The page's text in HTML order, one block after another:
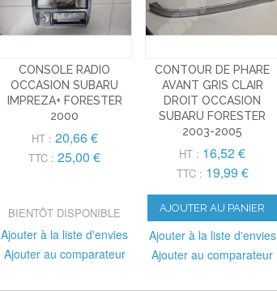
CONSOLE RADIO
OCCASION SUBARU
IMPREZA+ FORESTER
2000
HT : 20,66 €
TTC : 25,00 €
BIENTÔT DISPONIBLE
Ajouter à la liste d'envies
Ajouter au comparateur
CONTOUR DE PHARE
AVANT GRIS CLAIR
DROIT OCCASION
SUBARU FORESTER
2003-2005
HT : 16,52 €
TTC : 19,99 €
AJOUTER AU PANIER
Ajouter à la liste d'envies
Ajouter au comparateur